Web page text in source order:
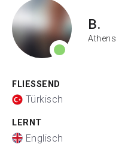
B.
Athens
FLIESSEND
Türkisch
LERNT
Englisch